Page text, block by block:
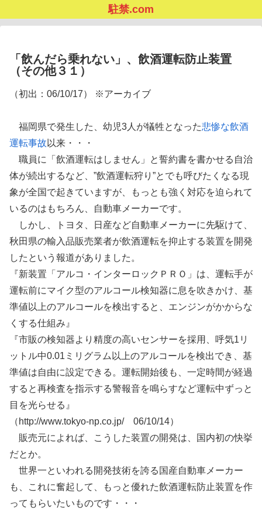
駐禁.com
「飲んだら乗れない」、飲酒運転防止装置
（その他３１）
（初出：06/10/17） ※アーカイブ
福岡県で発生した、幼児3人が犠牲となった悲惨な飲酒
運転事故 以来・・・
職員に「飲酒運転はしません」と誓約書を書かせる自治
体が続出するなど、”飲酒運転狩り”とでも呼びたくなる現
象が全国で起きていますが、もっとも強く対応を迫られて
いるのはもちろん、自動車メーカーです。
しかし、トヨタ、日産など自動車メーカーに先駆けて、
秋田県の輸入品販売業者が飲酒運転を抑止する装置を開発
したという報道がありました。
『新装置「アルコ・インターロックＰＲＯ」は、運転手が
運転前にマイク型のアルコール検知器に息を吹きかけ、基
準値以上のアルコールを検出すると、エンジンがかからな
くする仕組み』
『市販の検知器より精度の高いセンサーを採用、呼気1リ
ットル中0.01ミリグラム以上のアルコールを検出でき、基
準値は自由に設定できる。運転開始後も、一定時間が経過
すると再検査を指示する警報音を鳴らすなど運転中ずっと
目を光らせる』
（http://www.tokyo-np.co.jp/ 06/10/14）
販売元によれば、こうした装置の開発は、国内初の快挙
だとか。
世界一といわれる開発技術を誇る国産自動車メーカー
も、これに奮起して、もっと優れた飲酒運転防止装置を作
ってもらいたいものです・・・